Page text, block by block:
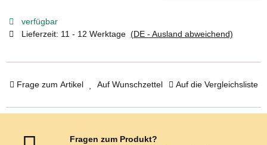
verfügbar
Lieferzeit: 11 - 12 Werktage (DE - Ausland abweichend)
Frage zum Artikel Auf Wunschzettel Auf die Vergleichsliste
Fragen zum Produkt?